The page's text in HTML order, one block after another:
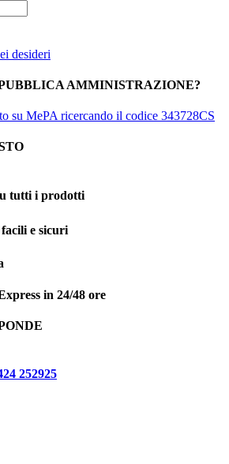
desideri
AMMINISTRAZIONE?
su MePA ricercando il codice 343728CS
tutti i prodotti
e sicuri
in 24/48 ore
252925